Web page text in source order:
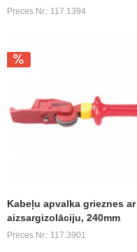
Preces Nr.: 117.1394
Kabeļu apvalka grieznes ar
aizsargizolāciju, 240mm
Preces Nr.: 117.3901